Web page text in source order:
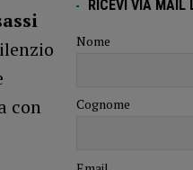
con
RICEVI VIA MAIL
Nome
Cognome